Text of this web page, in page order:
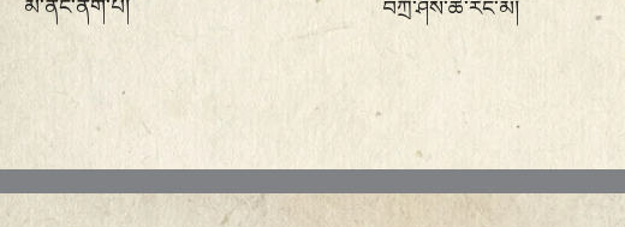
མ་ནིང་ནག་པོ།
བཀྲ་ཤིས་ཚེ་རིང་མ།